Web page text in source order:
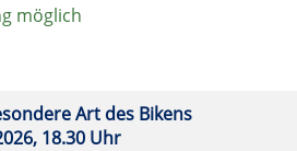
möglich
Art des Bikens
18.30 Uhr